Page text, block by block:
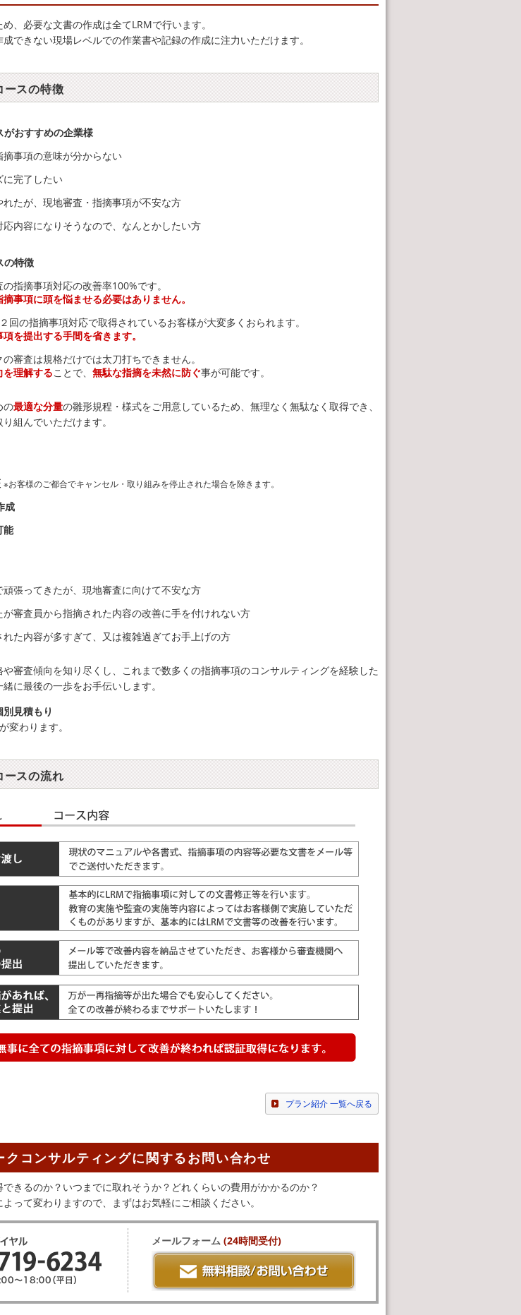
、必要な文書の作成は全てLRMで行います。
できない現場レベルでの作業書や記録の作成に注力いただけます。
ースの特徴
がおすすめの企業様
事項の意味が分からない
に完了したい
たが、現地審査・指摘事項が不安な方
内容になりそうなので、なんとかしたい方
の特徴
指摘事項対応の改善率100%です。
事項に頭を悩ませる必要はありません。
回の指摘事項対応で取得されているお客様が大変多くおられます。
を提出する手間を省きます。
審査は規格だけでは太刀打ちできません。
を理解することで、無駄な指摘を未然に防ぐ事が可能です。
の最適な分量の雛形規程・様式をご用意しているため、無理なく無駄なく取得でき、
組んでいただけます。
※お客様のご都合でキャンセル・取り組みを停止された場合を除きます。
成
能
張ってきたが、現地審査に向けて不安な方
審査員から指摘された内容の改善に手を付けれない方
た内容が多すぎて、又は複雑過ぎてお手上げの方
審査傾向を知り尽くし、これまで数多くの指摘事項のコンサルティングを経験した
に最後の一歩をお手伝いします。
見積もり
変わります。
ースの流れ
プラン紹介 一覧へ戻る
クコンサルティングに関するお問い合わせ
きるのか？いつまでに取れそうか？どれくらいの費用がかかるのか？
って変わりますので、まずはお気軽にご相談ください。
メールフォーム(24時間受付)